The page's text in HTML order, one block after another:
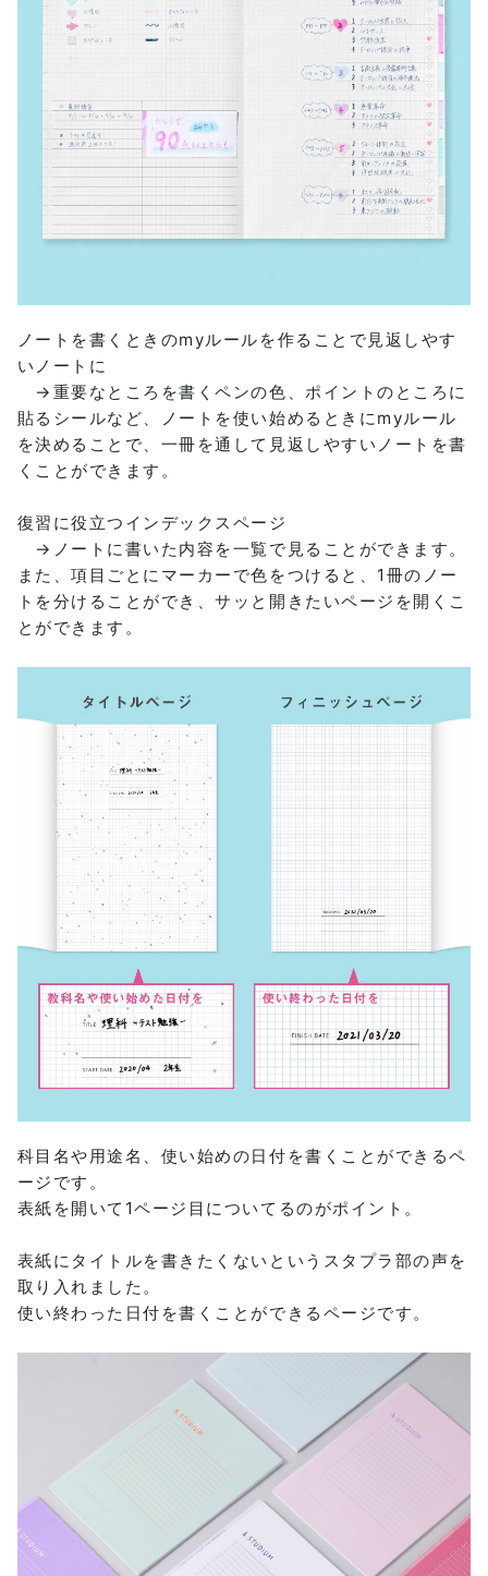
ノートを書くときのmyルールを作ることで見返しやす
いノートに
→重要なところを書くペンの色、ポイントのところに
貼るシールなど、ノートを使い始めるときにmyルール
を決めることで、一冊を通して見返しやすいノートを書
くことができます。
復習に役立つインデックスページ
→ノートに書いた内容を一覧で見ることができます。
また、項目ごとにマーカーで色をつけると、1冊のノー
トを分けることができ、サッと開きたいページを開くこ
とができます。
科目名や用途名、使い始めの日付を書くことができるペ
ージです。
表紙を開いて1ページ目についてるのがポイント。
表紙にタイトルを書きたくないというスタプラ部の声を
取り入れました。
使い終わった日付を書くことができるページです。